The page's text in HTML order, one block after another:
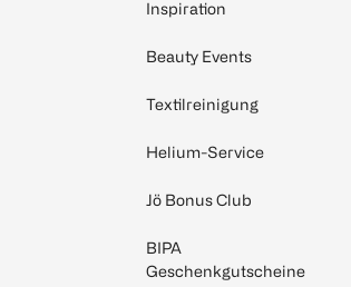
Inspiration
Beauty Events
Textilreinigung
Helium-Service
Jö Bonus Club
BIPA
Geschenkgutscheine